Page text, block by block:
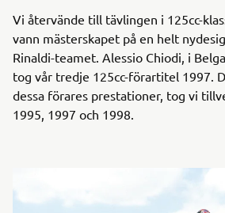
Vi återvände till tävlingen i 125cc-
vann mästerskapet på en helt
Rinaldi-teamet. Alessio Chiodi, i
tog vår tredje 125cc-förartitel 1997.
dessa förares prestationer, tog vi
1995, 1997 och 1998.